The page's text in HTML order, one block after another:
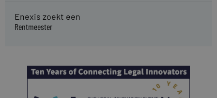
Enexis zoekt een
Rentmeester